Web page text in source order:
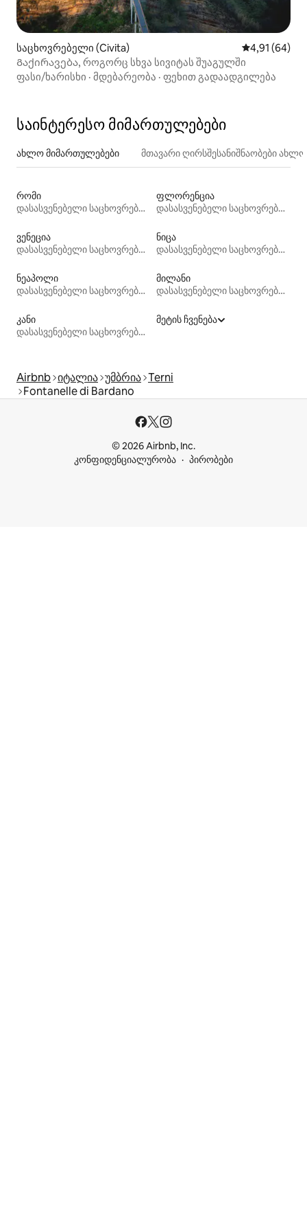
საცხოვრებელი (Civita) საშუალო
4,91 (64)
Გაქირავება, როგორც სხვა სივიტას შუაგულში
ფასი/ხარისხი · მდებარეობა · ფეხით გადაადგილება
საინტერესო მიმართულებები
ახლო მიმართულებები მთავარი ღირსშესანიშნაობები
რომი
დასასვენებელი საცხოვრებლები
ფლორენცია
დასასვენებელი საცხოვრებლები
ვენეცია
დასასვენებელი საცხოვრებლები
ნიცა
დასასვენებელი საცხოვრებლები
ნეაპოლი
დასასვენებელი საცხოვრებლები
მილანი
დასასვენებელი საცხოვრებლები
კანი
დასასვენებელი საცხოვრებლები
მეტის ჩვენება
Airbnb იტალია უმბრია Terni
Fontanelle di Bardano
© 2026 Airbnb, Inc.
კონფიდენციალურობა
პირობები